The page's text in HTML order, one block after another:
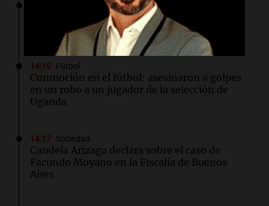
Está contenido el incendio en Villa Yacanto,
pero sigue con perímetros muy inestables
14:19 Fútbol
Conmoción en el fútbol: asesinaron a golpes
en un robo a un jugador de la selección de
Uganda
14:17 Sociedad
Candela Arizaga declara sobre el caso de
Facundo Moyano en la Fiscalía de Buenos
Aires